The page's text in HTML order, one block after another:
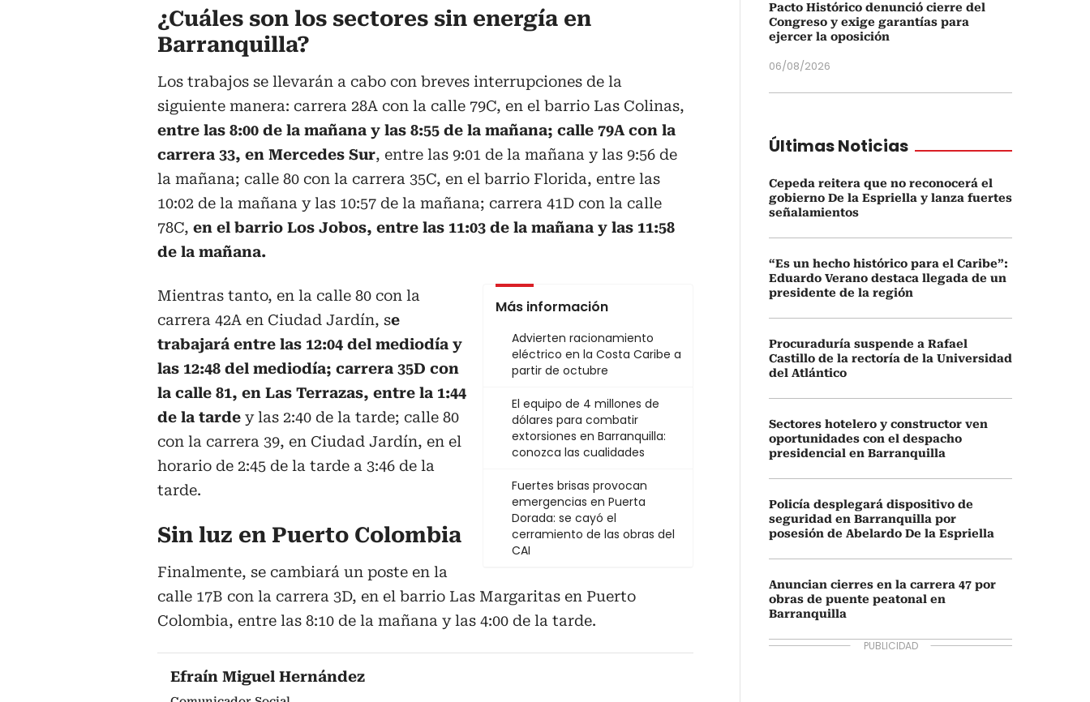
¿Cuáles son los sectores sin energía en
Barranquilla?
Los trabajos se llevarán a cabo con breves interrupciones de la
siguiente manera: carrera 28A con la calle 79C, en el barrio Las Colinas,
entre las 8:00 de la mañana y las 8:55 de la mañana; calle 79A con la
carrera 33, en Mercedes Sur, entre las 9:01 de la mañana y las 9:56 de
la mañana; calle 80 con la carrera 35C, en el barrio Florida, entre las
10:02 de la mañana y las 10:57 de la mañana; carrera 41D con la calle
78C, en el barrio Los Jobos, entre las 11:03 de la mañana y las 11:58
de la mañana.
Más información
Advierten racionamiento
eléctrico en la Costa Caribe a
partir de octubre
El equipo de 4 millones de
dólares para combatir
extorsiones en Barranquilla:
conozca las cualidades
Fuertes brisas provocan
emergencias en Puerta
Dorada: se cayó el
cerramiento de las obras del
CAI
Mientras tanto, en la calle 80 con la
carrera 42A en Ciudad Jardín, se
trabajará entre las 12:04 del mediodía y
las 12:48 del mediodía; carrera 35D con
la calle 81, en Las Terrazas, entre la 1:44
de la tarde y las 2:40 de la tarde; calle 80
con la carrera 39, en Ciudad Jardín, en el
horario de 2:45 de la tarde a 3:46 de la
tarde.
Sin luz en Puerto Colombia
Finalmente, se cambiará un poste en la
calle 17B con la carrera 3D, en el barrio Las Margaritas en Puerto
Colombia, entre las 8:10 de la mañana y las 4:00 de la tarde.
Efraín Miguel Hernández
Pacto Histórico denunció cierre del
Congreso y exige garantías para
ejercer la oposición
06/08/2026
Últimas Noticias
Cepeda reitera que no reconocerá el
gobierno De la Espriella y lanza fuertes
señalamientos
“Es un hecho histórico para el Caribe”:
Eduardo Verano destaca llegada de un
presidente de la región
Procuraduría suspende a Rafael
Castillo de la rectoría de la Universidad
del Atlántico
Sectores hotelero y constructor ven
oportunidades con el despacho
presidencial en Barranquilla
Policía desplegará dispositivo de
seguridad en Barranquilla por
posesión de Abelardo De la Espriella
Anuncian cierres en la carrera 47 por
obras de puente peatonal en
Barranquilla